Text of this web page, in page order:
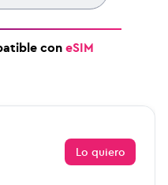
con eSIM
Lo quiero